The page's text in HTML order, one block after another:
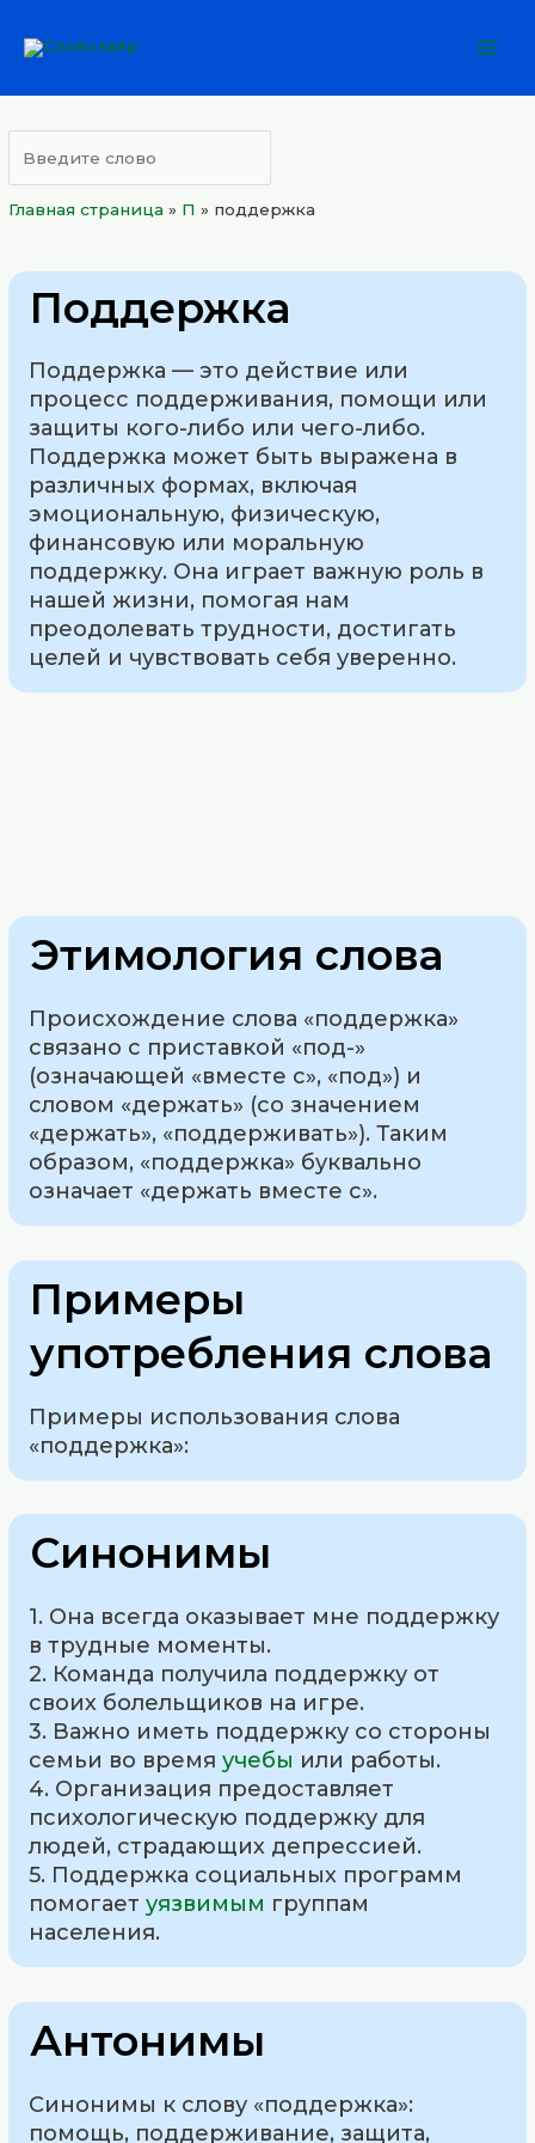
Главная страница » П » поддержка
Поддержка
Поддержка — это действие или
процесс поддерживания, помощи или
защиты кого-либо или чего-либо.
Поддержка может быть выражена в
различных формах, включая
эмоциональную, физическую,
финансовую или моральную
поддержку. Она играет важную роль в
нашей жизни, помогая нам
преодолевать трудности, достигать
целей и чувствовать себя уверенно.
Этимология слова
Происхождение слова «поддержка»
связано с приставкой «под-»
(означающей «вместе с», «под») и
словом «держать» (со значением
«держать», «поддерживать»). Таким
образом, «поддержка» буквально
означает «держать вместе с».
Примеры
употребления слова
Примеры использования слова
«поддержка»:
Синонимы
1. Она всегда оказывает мне поддержку
в трудные моменты.
2. Команда получила поддержку от
своих болельщиков на игре.
3. Важно иметь поддержку со стороны
семьи во времяучебы или работы.
4. Организация предоставляет
психологическую поддержку для
людей, страдающих депрессией.
5. Поддержка социальных программ
помогаетуязвимым группам
населения.
Антонимы
Синонимы к слову «поддержка»:
помощь, поддерживание, защита,